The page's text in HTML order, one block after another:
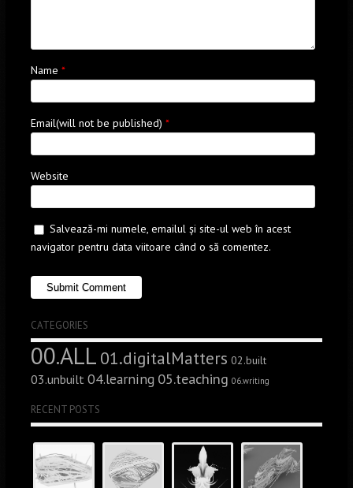
Name *
Email(will not be published) *
Website
Salvează-mi numele, emailul și site-ul web în acest
navigator pentru data viitoare când o să comentez.
CATEGORIES
00.ALL 01.digitalMatters 02.built
03.unbuilt 04.learning 05.teaching 06.writing
RECENT POSTS